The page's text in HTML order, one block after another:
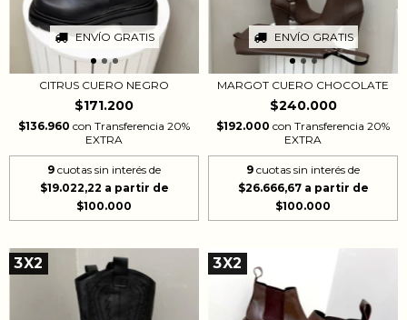
ENVÍO GRATIS
CITRUS CUERO NEGRO
$171.200
$136.960 con Transferencia 20%
EXTRA
9 cuotas sin interés de
$19.022,22
ENVÍO GRATIS
MARGOT CUERO CHOCOLATE
$240.000
$192.000 con Transferencia 20%
EXTRA
9 cuotas sin interés de
$26.666,67
3X2 3X2